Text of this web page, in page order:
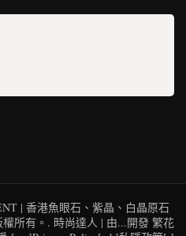
| 香港魚眼石、紫晶、白晶原石
權所有。. 時尚達人 | 由...開發 繁花